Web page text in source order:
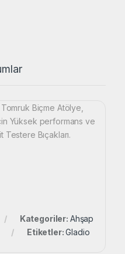
Ahşap Şerit Testere
Biçme Atölye,
Yüksek performans ve
Testere Bıçakları.
Kategoriler: Ahşap
Etiketler:Gladio